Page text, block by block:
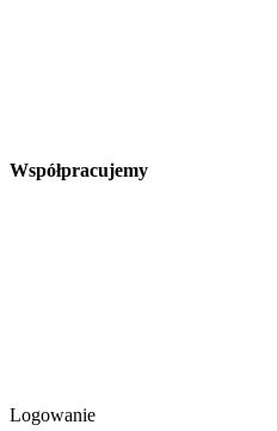
Współpracujemy
Logowanie